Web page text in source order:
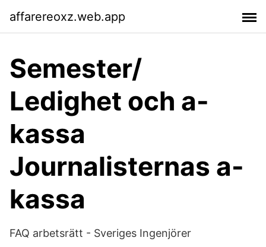
affarereoxz.web.app
Semester/
Ledighet och a-
kassa
Journalisternas a-
kassa
FAQ arbetsrätt - Sveriges Ingenjörer